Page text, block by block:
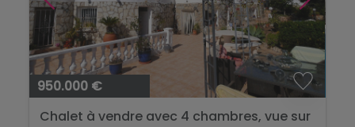
950.000 €
Chalet à vendre avec 4 chambres, vue sur